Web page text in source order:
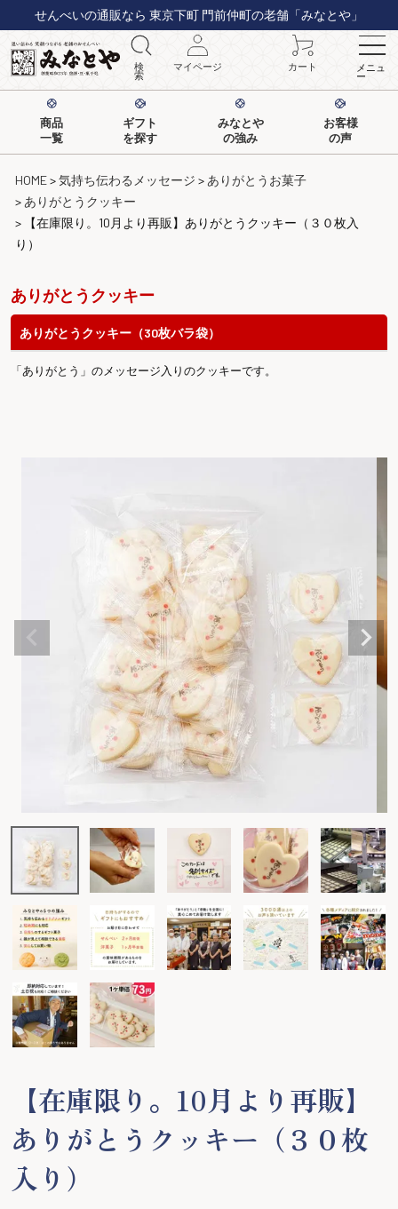
せんべいの通販なら 東京下町 門前仲町の老舗「みなとや」
検
索
マイページ カート メニュ
ー
商品
一覧
ギフト
を探す
みなとや
の強み
お客様
の声
HOME 気持ち伝わるメッセージ
ありがとうお菓子
ありがとうクッキー
【在庫限り。10月より再販】ありがとうクッキー（３０枚入
り）
ありがとうクッキー
ありがとうクッキー（30枚バラ袋）
「ありがとう」のメッセージ入りのクッキーです。
【在庫限り。10月より再販】
ありがとうクッキー（３０枚
入り）